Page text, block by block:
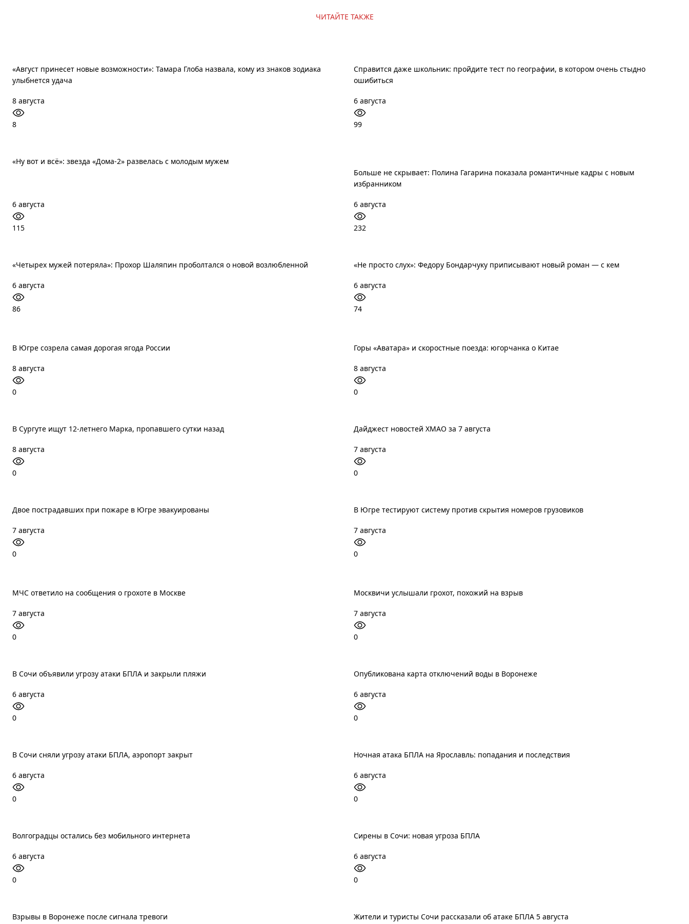
ЧИТАЙТЕ ТАКЖЕ
«Август принесет новые возможности»: Тамара Глоба назвала, кому из знаков зодиака
улыбнется удача
8 августа
8
Справится даже школьник: пройдите тест по географии, в котором очень стыдно
ошибиться
6 августа
99
«Ну вот и всё»: звезда «Дома-2» развелась с молодым мужем
6 августа
115
Больше не скрывает: Полина Гагарина показала романтичные кадры с новым
избранником
6 августа
232
«Четырех мужей потеряла»: Прохор Шаляпин проболтался о новой возлюбленной
6 августа
86
«Не просто слух»: Федору Бондарчуку приписывают новый роман — с кем
6 августа
74
В Югре созрела самая дорогая ягода России
8 августа
0
Горы «Аватара» и скоростные поезда: югорчанка о Китае
8 августа
0
В Сургуте ищут 12-летнего Марка, пропавшего сутки назад
8 августа
0
Дайджест новостей ХМАО за 7 августа
7 августа
0
Двое пострадавших при пожаре в Югре эвакуированы
7 августа
0
В Югре тестируют систему против скрытия номеров грузовиков
7 августа
0
МЧС ответило на сообщения о грохоте в Москве
7 августа
0
Москвичи услышали грохот, похожий на взрыв
7 августа
0
В Сочи объявили угрозу атаки БПЛА и закрыли пляжи
6 августа
0
Опубликована карта отключений воды в Воронеже
6 августа
0
В Сочи сняли угрозу атаки БПЛА, аэропорт закрыт
6 августа
0
Ночная атака БПЛА на Ярославль: попадания и последствия
6 августа
0
Волгоградцы остались без мобильного интернета
6 августа
0
Сирены в Сочи: новая угроза БПЛА
6 августа
0
Взрывы в Воронеже после сигнала тревоги Жители и туристы Сочи рассказали об атаке БПЛА 5 августа